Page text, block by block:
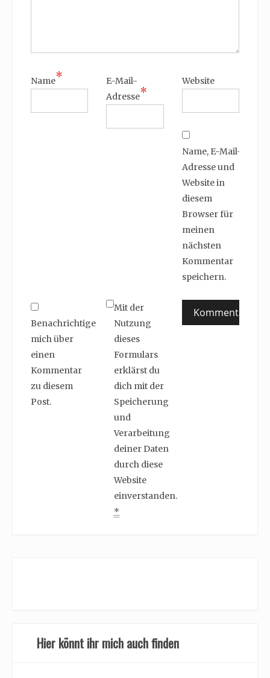
Name*
E-Mail-
Adresse*
Website
Name, E-Mail-
Adresse und
Website in
diesem
Browser für
meinen
nächsten
Kommentar
speichern.
Benachrichtige
mich über
einen
Kommentar
zu diesem
Post.
Mit der
Nutzung
dieses
Formulars
erklärst du
dich mit der
Speicherung
und
Verarbeitung
deiner Daten
durch diese
Website
einverstanden.
*
Hier könnt ihr mich auch finden